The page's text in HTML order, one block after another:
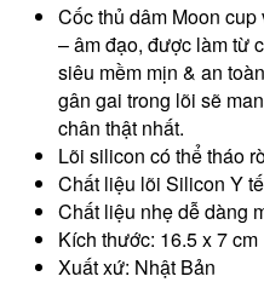
Cốc thủ dâm Moon
– âm đạo, được làm từ
siêu mềm mịn & an
gân gai trong lõi sẽ
chân thật nhất.
Lõi silicon có thể tháo
Chất liệu lõi Silicon Y
Chất liệu nhẹ dễ dàng
Kích thước: 16.5 x 7 cm
Xuất xứ: Nhật Bản